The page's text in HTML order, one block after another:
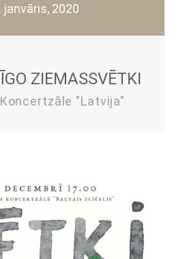
janvāris, 2020
ZIEMASSVĒTKI
"Latvija"